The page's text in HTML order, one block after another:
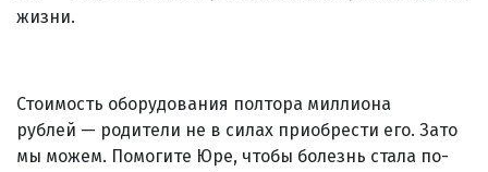
жизни.
Стоимость оборудования полтора миллиона
рублей — родители не в силах приобрести его. Зато
мы можем. Помогите Юре, чтобы болезнь стала по-